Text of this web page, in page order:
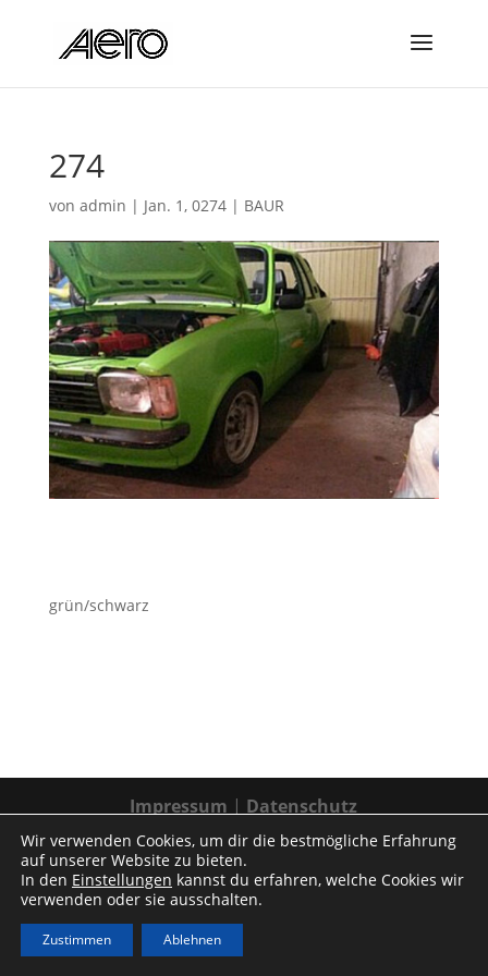
274
von admin | Jan. 1, 0274| BAUR
grün/schwarz
Impressum | Datenschutz
Wir verwenden Cookies, um dir die bestmögliche Erfahrung
auf unserer Website zu bieten.
In den Einstellungen kannst du erfahren, welche Cookies wir
verwenden oder sie ausschalten.
Zustimmen Ablehnen